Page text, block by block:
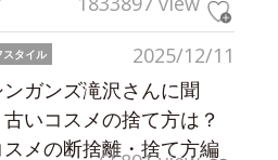
2025/12/11
スタイル
ガンズ滝沢さんに聞
古いコスメの捨て方は？
スメの断捨離・捨て方編